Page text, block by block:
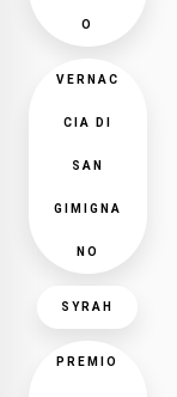
O
VERNAC
CIA DI
SAN
GIMIGNA
NO
SYRAH
PREMIO